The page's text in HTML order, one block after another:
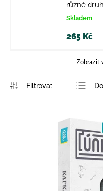
různé
Skladem
265 Kč
Zobrazit